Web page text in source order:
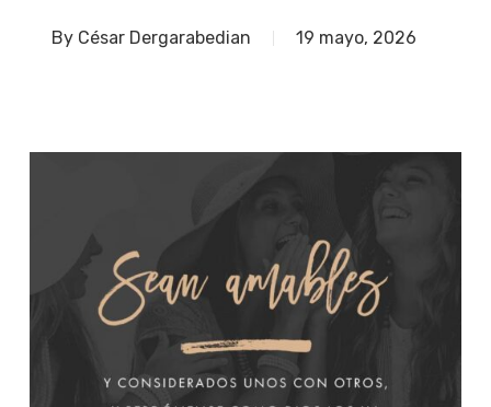
By César Dergarabedian 19 mayo, 2026